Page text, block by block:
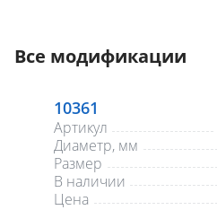
Все модификации
10361
Артикул
Диаметр, мм
Размер
В наличии
Цена